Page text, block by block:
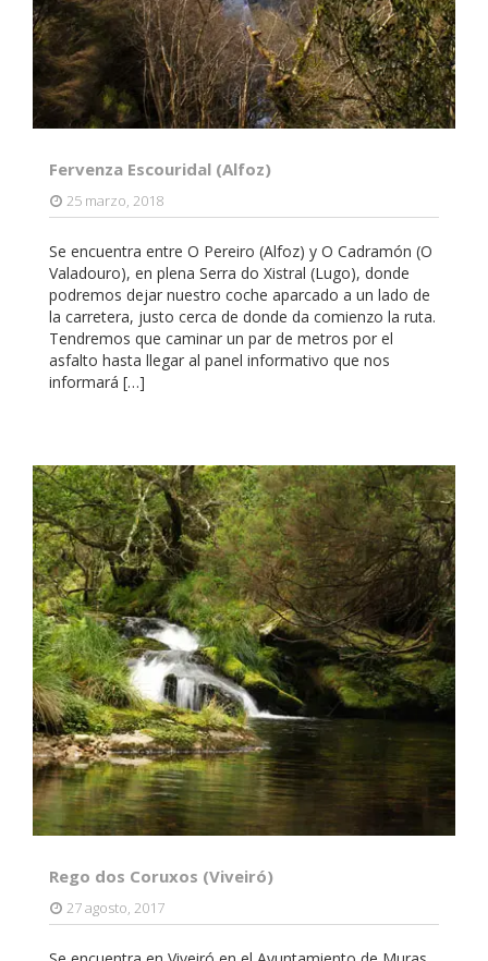
Fervenza Escouridal (Alfoz)
25 marzo, 2018
Se encuentra entre O Pereiro (Alfoz) y O Cadramón (O
Valadouro), en plena Serra do Xistral (Lugo), donde
podremos dejar nuestro coche aparcado a un lado de
la carretera, justo cerca de donde da comienzo la ruta.
Tendremos que caminar un par de metros por el
asfalto hasta llegar al panel informativo que nos
informará […]
Rego dos Coruxos (Viveiró)
27 agosto, 2017